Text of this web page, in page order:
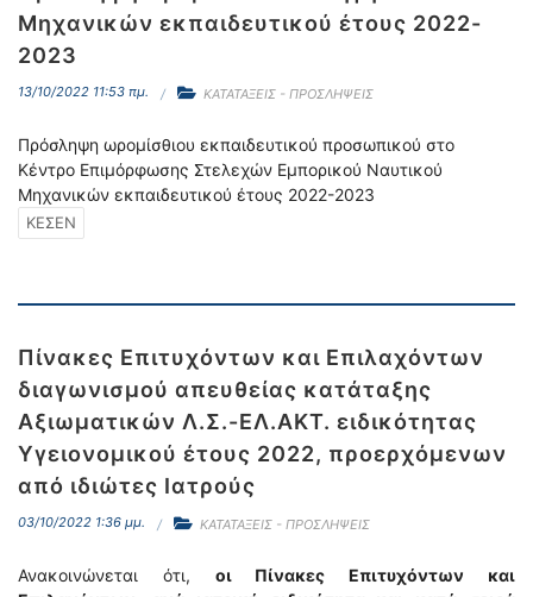
Μηχανικών εκπαιδευτικού έτους 2022-
2023
13/10/2022 11:53 πμ. ΚΑΤΑΤΑΞΕΙΣ - ΠΡΟΣΛΗΨΕΙΣ
Πρόσληψη ωρομίσθιου εκπαιδευτικού προσωπικού στο
Κέντρο Επιμόρφωσης Στελεχών Εμπορικού Ναυτικού
Μηχανικών εκπαιδευτικού έτους 2022-2023
ΚΕΣΕΝ
Πίνακες Επιτυχόντων και Επιλαχόντων
διαγωνισμού απευθείας κατάταξης
Αξιωματικών Λ.Σ.-ΕΛ.ΑΚΤ. ειδικότητας
Υγειονομικού έτους 2022, προερχόμενων
από ιδιώτες Ιατρούς
03/10/2022 1:36 μμ. ΚΑΤΑΤΑΞΕΙΣ - ΠΡΟΣΛΗΨΕΙΣ
Ανακοινώνεται ότι, οι Πίνακες Επιτυχόντων και